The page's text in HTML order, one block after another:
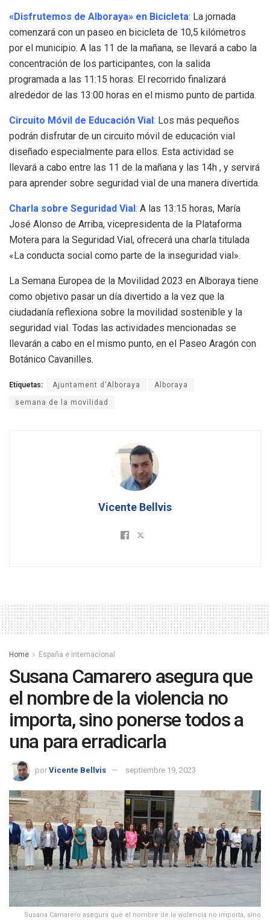
«Disfrutemos de Alboraya» en Bicicleta: La jornada
comenzará con un paseo en bicicleta de 10,5 kilómetros
por el municipio. A las 11 de la mañana, se llevará a cabo la
concentración de los participantes, con la salida
programada a las 11:15 horas. El recorrido finalizará
alrededor de las 13:00 horas en el mismo punto de partida.
Circuito Móvil de Educación Vial: Los más pequeños
podrán disfrutar de un circuito móvil de educación vial
diseñado especialmente para ellos. Esta actividad se
llevará a cabo entre las 11 de la mañana y las 14h , y servirá
para aprender sobre seguridad vial de una manera divertida.
Charla sobre Seguridad Vial: A las 13:15 horas, María
José Alonso de Arriba, vicepresidenta de la Plataforma
Motera para la Seguridad Vial, ofrecerá una charla titulada
«La conducta social como parte de la inseguridad vial».
La Semana Europea de la Movilidad 2023 en Alboraya tiene
como objetivo pasar un día divertido a la vez que la
ciudadanía reflexiona sobre la movilidad sostenible y la
seguridad vial. Todas las actividades mencionadas se
llevarán a cabo en el mismo punto, en el Paseo Aragón con
Botánico Cavanilles.
Etiquetas: Ajuntament d'Alboraya Alboraya
semana de la movilidad
Vicente Bellvis
Home España e internacional
Susana Camarero asegura que
el nombre de la violencia no
importa, sino ponerse todos a
una para erradicarla
por Vicente Bellvis septiembre 19, 2023
Susana Camarero asegura que el nombre de la violencia no importa, sino